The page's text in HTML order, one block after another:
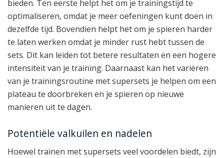
bieden. Ten eerste helpt het om je trainingstijd te
optimaliseren, omdat je meer oefeningen kunt doen in
dezelfde tijd. Bovendien helpt het om je spieren harder
te laten werken omdat je minder rust hebt tussen de
sets. Dit kan leiden tot betere resultaten en een hogere
intensiteit van je training. Daarnaast kan het variëren
van je trainingsroutine met supersets je helpen om een
plateau te doorbreken en je spieren op nieuwe
manieren uit te dagen.
Potentiële valkuilen en nadelen
Hoewel trainen met supersets veel voordelen biedt, zijn